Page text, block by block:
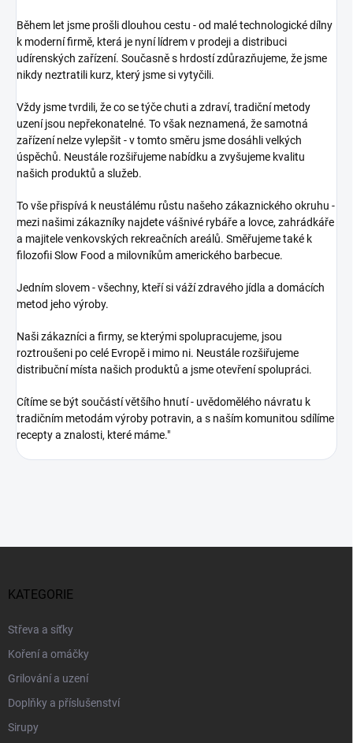
Během let jsme prošli dlouhou cestu - od malé technologické dílny
k moderní firmě, která je nyní lídrem v prodeji a distribuci
udírenských zařízení. Současně s hrdostí zdůrazňujeme, že jsme
nikdy neztratili kurz, který jsme si vytyčili.
Vždy jsme tvrdili, že co se týče chuti a zdraví, tradiční metody
uzení jsou nepřekonatelné. To však neznamená, že samotná
zařízení nelze vylepšit - v tomto směru jsme dosáhli velkých
úspěchů. Neustále rozšiřujeme nabídku a zvyšujeme kvalitu
našich produktů a služeb.
To vše přispívá k neustálému růstu našeho zákaznického okruhu -
mezi našimi zákazníky najdete vášnivé rybáře a lovce, zahrádkáře
a majitele venkovských rekreačních areálů. Směřujeme také k
filozofii Slow Food a milovníkům amerického barbecue.
Jedním slovem - všechny, kteří si váží zdravého jídla a domácích
metod jeho výroby.
Naši zákazníci a firmy, se kterými spolupracujeme, jsou
roztroušeni po celé Evropě i mimo ni. Neustále rozšiřujeme
distribuční místa našich produktů a jsme otevření spolupráci.
Cítíme se být součástí většího hnutí - uvědomělého návratu k
tradičním metodám výroby potravin, a s naším komunitou sdílíme
recepty a znalosti, které máme."
KATEGORIE
Střeva a síťky
Koření a omáčky
Grilování a uzení
Doplňky a příslušenství
Sirupy